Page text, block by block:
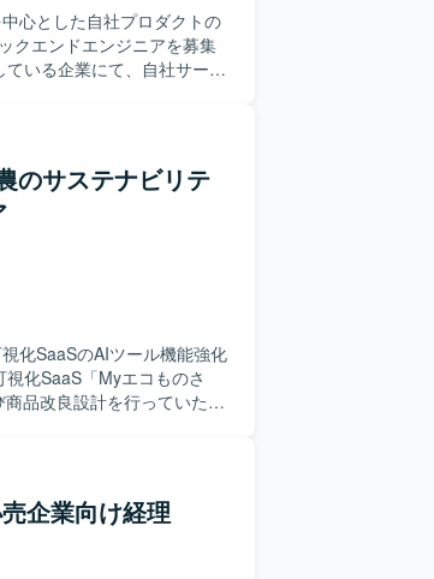
心とした自社プロダクトの
クエンドエンジニアを募集
だきます。 5年近い歴史のあ
いただきつつ、プロダクト
場として、数人月単位のプ
計画策定から一貫してご
善などの技術的な判断にお
ていただきます。 【求
かつ長期的に参画いただけ
協働しながら開発を進め
自発的に周囲と連携しな
クチャが存在しない状況で
、各案件について表層的
の対応策といった思考プロ
開発工程を担当できるた
、アーキテクチャ選定やパ
できます。若手メンバーの
グのスキルも磨いていた
のサステナビリテ
化SaaSのAIツール機能強化
品改良設計を行っていただ
み合わせた先進的なAI機能
びコード管理・プロジェク
実装、テスト、運用・保
求めています。新しいプ
企業向け経理